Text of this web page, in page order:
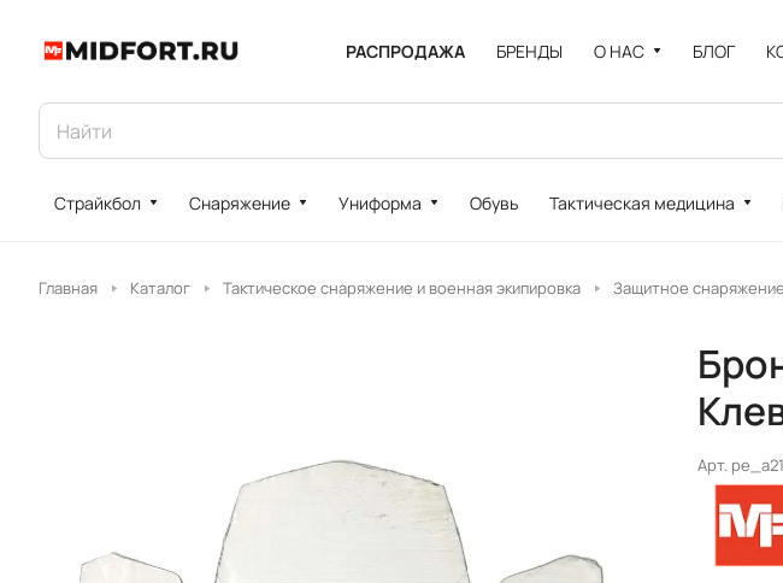
РАСПРОДАЖА БРЕНДЫ О НАС БЛОГ
Страйкбол Снаряжение Униформа Обувь Тактическая медицина
Главная Каталог Тактическое снаряжение и военная экипировка Защитное
Арт.